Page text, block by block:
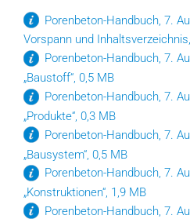
Porenbeton-Handbuch, 7.
Vorspann und
Porenbeton-Handbuch, 7.
„Baustoff“, 0,5 MB
Porenbeton-Handbuch, 7.
„Produkte“, 0,3 MB
Porenbeton-Handbuch, 7.
„Bausystem“, 0,5 MB
Porenbeton-Handbuch, 7.
„Konstruktionen“, 1,9 MB
Porenbeton-Handbuch, 7.